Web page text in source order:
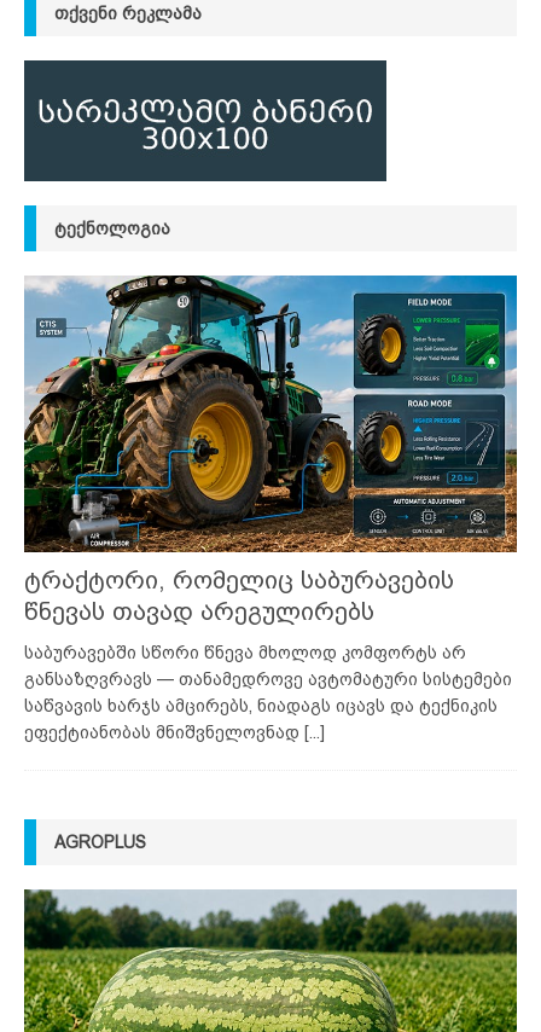
ᲗᲥᲕᲔᲜᲘ ᲠᲔᲙᲚᲐᲛᲐ
ᲢᲔᲥᲜᲝᲚᲝᲒᲘᲐ
ტრაქტორი, რომელიც საბურავების
წნევას თავად არეგულირებს
საბურავებში სწორი წნევა მხოლოდ კომფორტს არ
განსაზღვრავს — თანამედროვე ავტომატური სისტემები
საწვავის ხარჯს ამცირებს, ნიადაგს იცავს და ტექნიკის
ეფექტიანობას მნიშვნელოვნად [...]
AGROPLUS